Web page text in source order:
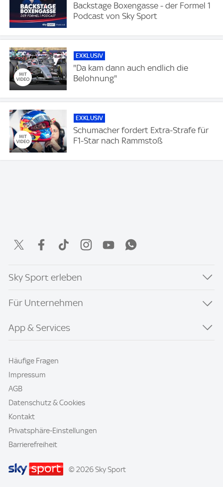
Backstage Boxengasse - der Formel 1
Podcast von Sky Sport
EXKLUSIV
"Da kam dann auch endlich die
Belohnung"
EXKLUSIV
Schumacher fordert Extra-Strafe für
F1-Star nach Rammstoß
Sky Sport erleben
Für Unternehmen
App & Services
Häufige Fragen
Impressum
AGB
Datenschutz & Cookies
Kontakt
Privatsphäre-Einstellungen
Barrierefreiheit
© 2026 Sky Sport